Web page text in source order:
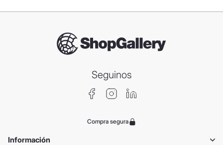
Seguinos
Compra segura
Información